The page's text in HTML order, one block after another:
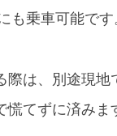
も乗車可能です
際は、別途現
てずに済みま